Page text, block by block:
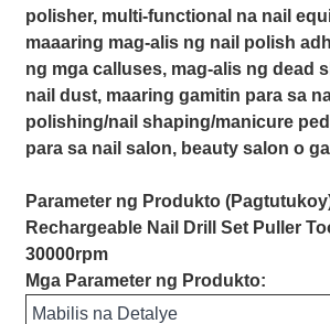
polisher, multi-functional na nail
maaaring mag-alis ng nail polish
ng mga calluses, mag-alis ng dead
nail dust, maaring gamitin para sa
polishing/nail shaping/manicure
para sa nail salon, beauty salon o
Parameter ng Produkto
Rechargeable Nail Drill Set Puller
30000rpm
Mga Parameter ng Produkto:
Mabilis na Detalye